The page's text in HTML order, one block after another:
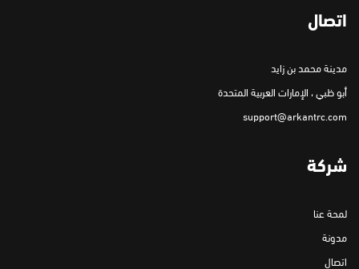
اتصال
مدينة محمد بن زايد
أبو ظبي ، الإمارات العربية المتحدة
support@arkantrc.com
شركة
لمحة عنا
مدونة
اتصال